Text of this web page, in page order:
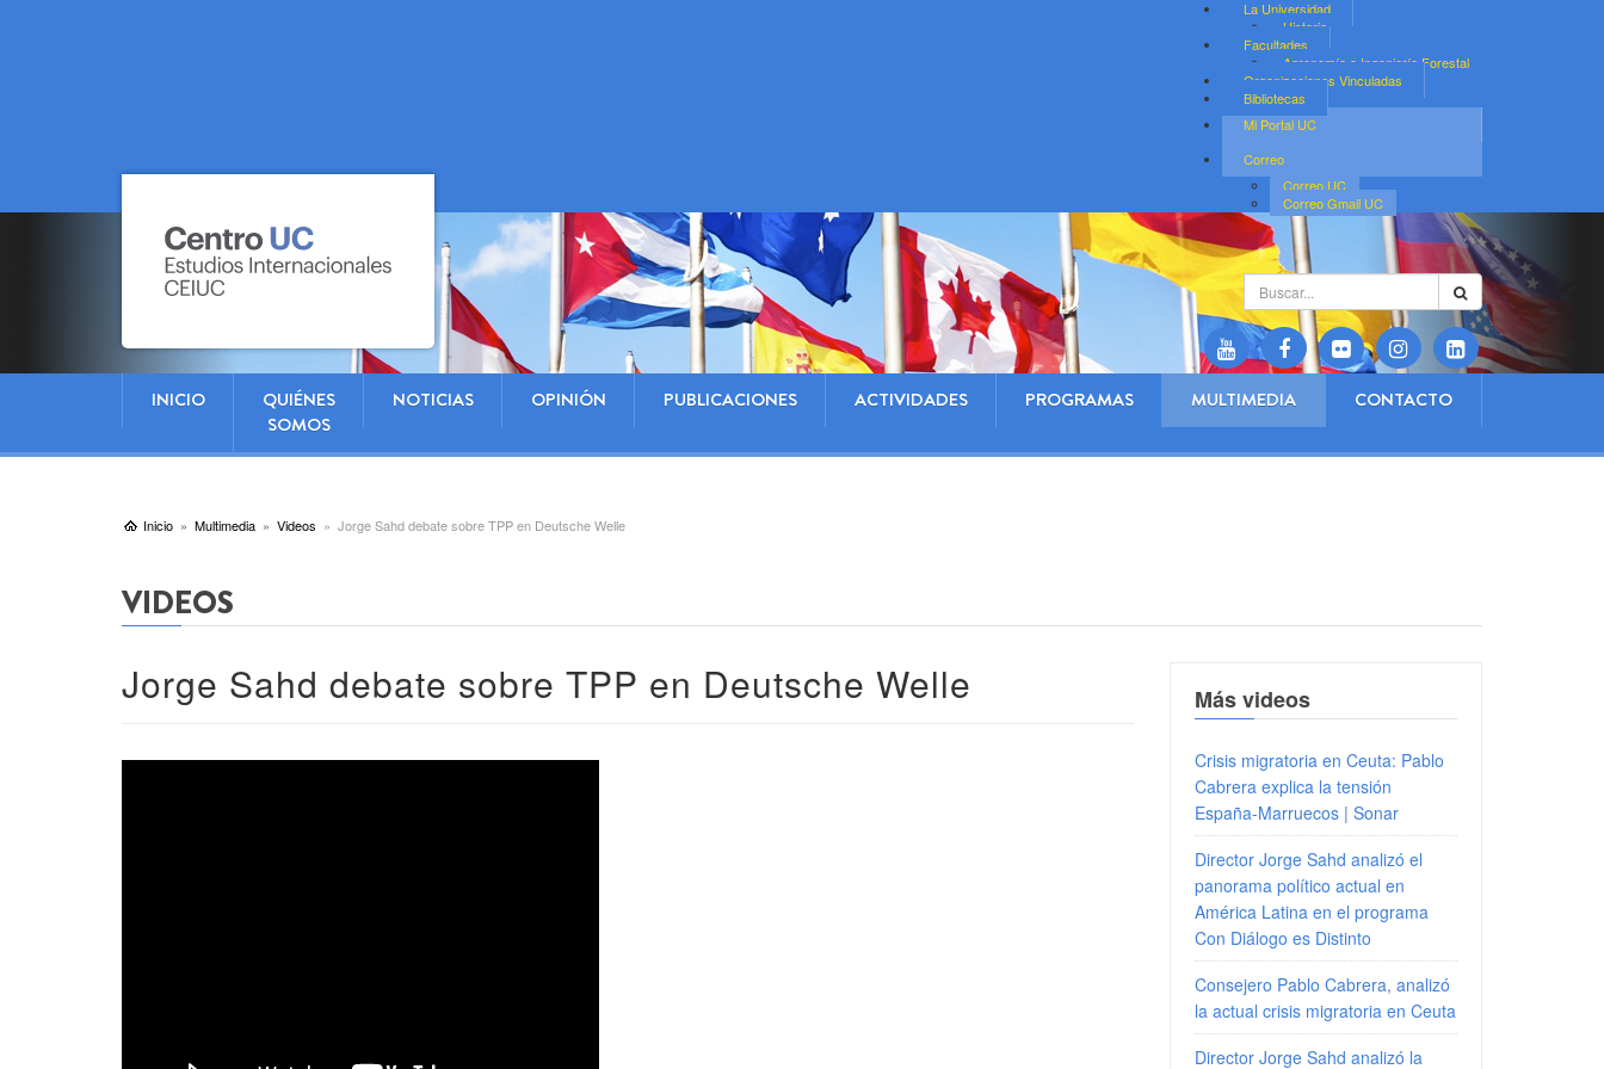
La Universidad
Historia
Facultades
Agronomía e Ingeniería Forestal
Organizaciones Vinculadas
Bibliotecas
Mi Portal UC
Correo
Correo UC
Correo Gmail UC
Buscar...
INICIO
QUIÉNES
SOMOS
NOTICIAS OPINIÓN PUBLICACIONES ACTIVIDADES PROGRAMAS MULTIMEDIA CONTACTO
Inicio Multimedia Videos Jorge Sahd debate sobre TPP en Deutsche Welle
VIDEOS
Jorge Sahd debate sobre TPP en Deutsche Welle Más videos
Crisis migratoria en Ceuta: Pablo
Cabrera explica la tensión
España-Marruecos | Sonar
Director Jorge Sahd analizó el
panorama político actual en
América Latina en el programa
Con Diálogo es Distinto
Consejero Pablo Cabrera, analizó
la actual crisis migratoria en Ceuta
Director Jorge Sahd analizó la